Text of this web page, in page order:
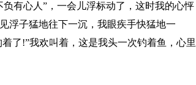
有心人”，一会儿浮标动了，这时我的心怦
浮子猛地往下一沉，我眼疾手快猛地一
了!”我欢叫着，这是我头一次钓着鱼，心里